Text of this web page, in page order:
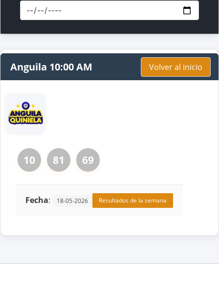
Anguila 10:00 AM Volver al inicio
10 81 69
Fecha: 18-05-2026 Resultados de la semana